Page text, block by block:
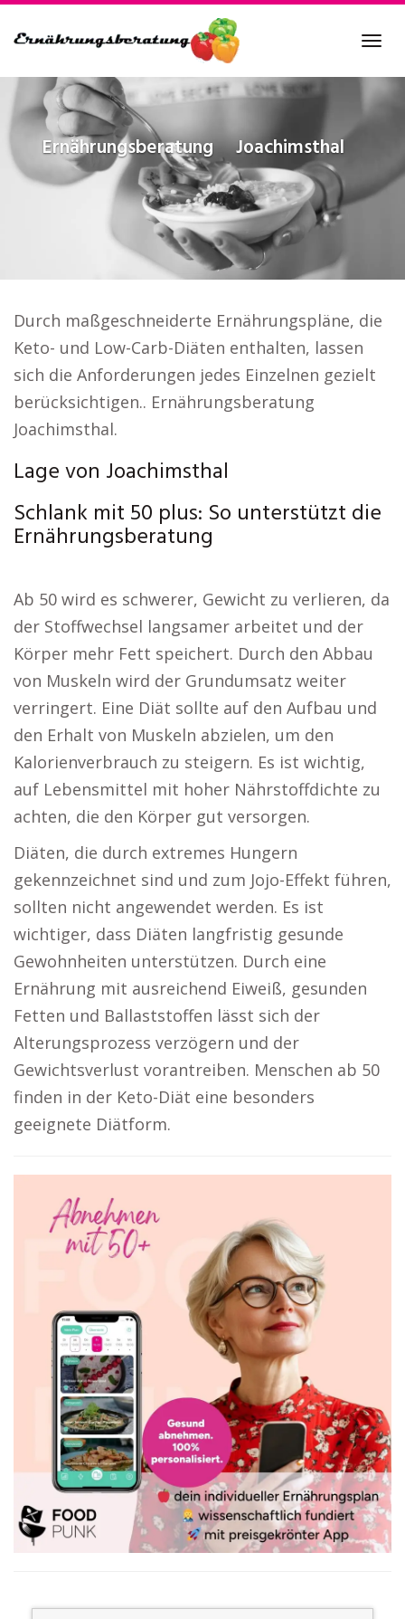
to
content
Ernährungsberatung Joachimsthal
Durch maßgeschneiderte Ernährungspläne, die
Keto- und Low-Carb-Diäten enthalten, lassen
sich die Anforderungen jedes Einzelnen gezielt
berücksichtigen.. Ernährungsberatung
Joachimsthal.
Lage von Joachimsthal
Schlank mit 50 plus: So unterstützt die
Ernährungsberatung
Ab 50 wird es schwerer, Gewicht zu verlieren, da
der Stoffwechsel langsamer arbeitet und der
Körper mehr Fett speichert. Durch den Abbau
von Muskeln wird der Grundumsatz weiter
verringert. Eine Diät sollte auf den Aufbau und
den Erhalt von Muskeln abzielen, um den
Kalorienverbrauch zu steigern. Es ist wichtig,
auf Lebensmittel mit hoher Nährstoffdichte zu
achten, die den Körper gut versorgen.
Diäten, die durch extremes Hungern
gekennzeichnet sind und zum Jojo-Effekt führen,
sollten nicht angewendet werden. Es ist
wichtiger, dass Diäten langfristig gesunde
Gewohnheiten unterstützen. Durch eine
Ernährung mit ausreichend Eiweiß, gesunden
Fetten und Ballaststoffen lässt sich der
Alterungsprozess verzögern und der
Gewichtsverlust vorantreiben. Menschen ab 50
finden in der Keto-Diät eine besonders
geeignete Diätform.